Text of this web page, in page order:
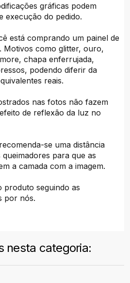
gráficas podem
execução do pedido.
está comprando um painel de
Motivos como glitter, ouro,
chapa enferrujada,
podendo diferir da
reais.
nas fotos não fazem
de reflexão da luz no
se uma distância
para que as
a camada com a imagem.
produto seguindo as
por nós.
nesta categoria: